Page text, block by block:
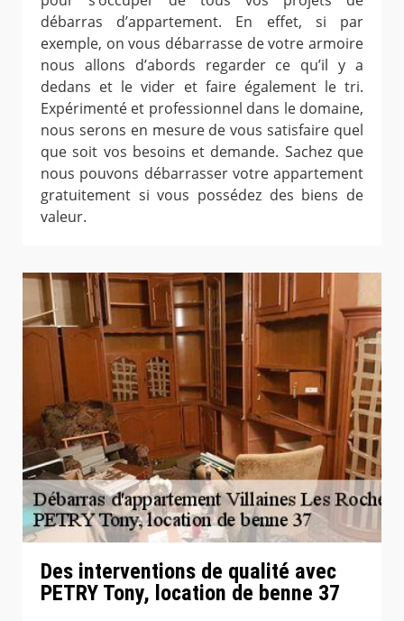
débarras d’appartement. En effet, si par
exemple, on vous débarrasse de votre armoire
nous allons d’abords regarder ce qu’il y a
dedans et le vider et faire également le tri.
Expérimenté et professionnel dans le domaine,
nous serons en mesure de vous satisfaire quel
que soit vos besoins et demande. Sachez que
nous pouvons débarrasser votre appartement
gratuitement si vous possédez des biens de
valeur.
Des interventions de qualité avec
PETRY Tony, location de benne 37